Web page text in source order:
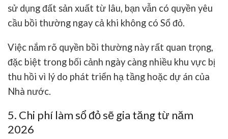
sử dụng đất sản xuất từ lâu, bạn vẫn có quyền yêu
cầu bồi thường ngay cả khi không có Sổ đỏ.
Việc nắm rõ quyền bồi thường này rất quan trọng,
đặc biệt trong bối cảnh ngày càng nhiều khu vực bị
thu hồi vì lý do phát triển hạ tầng hoặc dự án của
Nhà nước.
5. Chi phí làm sổ đỏ sẽ gia tăng từ năm
2026